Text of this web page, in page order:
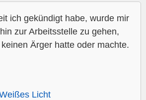
ich gekündigt habe, wurde mir
zur Arbeitsstelle zu gehen,
Ärger hatte oder machte.
Licht